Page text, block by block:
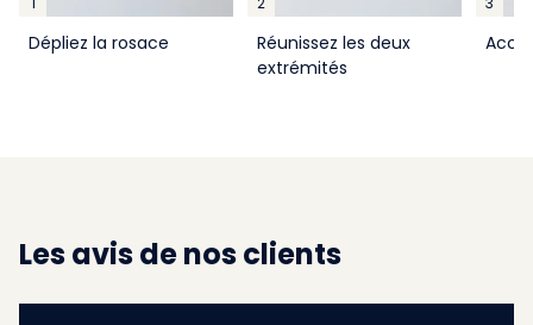
Dépliez la rosace
Réunissez les deux
extrémités
Les avis de nos clients